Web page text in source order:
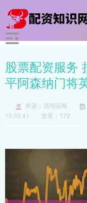
股票配资服务
平阿森纳门将
来源：强翎策略
15:35:41
查看：172